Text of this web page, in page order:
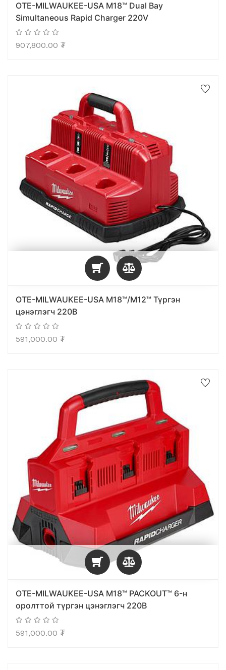
OTE-MILWAUKEE-USA M18™ Dual Bay
Simultaneous Rapid Charger 220V
907,800.00 ₮
OTE-MILWAUKEE-USA M18™/M12™ Түргэн
цэнэглэгч 220В
591,000.00 ₮
OTE-MILWAUKEE-USA M18™ PACKOUT™ 6-н
оролттой түргэн цэнэглэгч 220В
591,000.00 ₮